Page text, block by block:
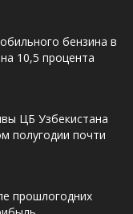
бензина в
10,5 процента
ЦБ Узбекистана
полугодии почти
прошлогодних